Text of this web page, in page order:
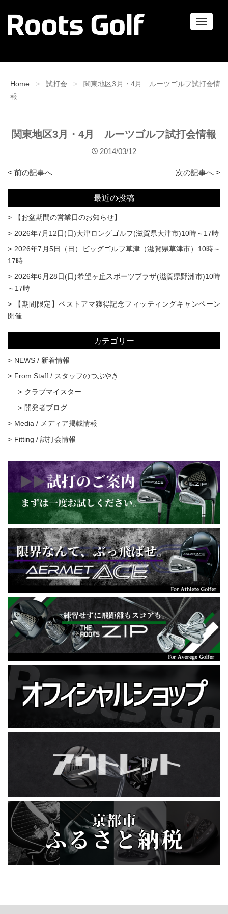
ナ
ョ
Home 試打会
関東地区3月・4月 ルーツゴルフ試打会情
報
関東地区3月・4月 ルーツゴルフ試打会情報
2014/03/12
< 前の記事へ 次の記事へ >
最近の投稿
【お盆期間の営業日のお知らせ】
2026年7月12日(日)大津ロングゴルフ(滋賀県大津市)10時～17時
2026年7月5日（日）ビッグゴルフ草津（滋賀県草津市）10時～
17時
2026年6月28日(日)希望ヶ丘スポーツプラザ(滋賀県野洲市)10時
～17時
【期間限定】ベストアマ獲得記念フィッティングキャンペーン
開催
カテゴリー
NEWS / 新着情報
From Staff / スタッフのつぶやき
クラブマイスター
開発者ブログ
Media / メディア掲載情報
Fitting / 試打会情報